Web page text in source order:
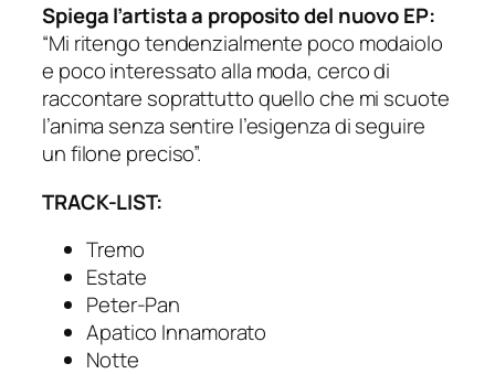
Spiega l’artista a proposito del nuovo EP:
“Mi ritengo tendenzialmente poco modaiolo
e poco interessato alla moda, cerco di
raccontare soprattutto quello che mi scuote
l’anima senza sentire l’esigenza di seguire
un filone preciso”.
TRACK-LIST:
Tremo
Estate
Peter-Pan
Apatico Innamorato
Notte